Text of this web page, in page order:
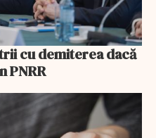
cu demiterea dacă
PNRR